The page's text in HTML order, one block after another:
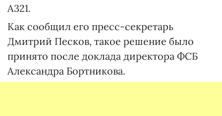
А321.
Как сообщил его пресс-секретарь
Дмитрий Песков, такое решение было
принято после доклада директора ФСБ
Александра Бортникова.